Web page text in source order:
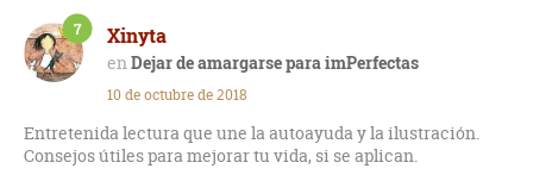
Xinyta
Dejar de amargarse para imPerfectas
7
10 de octubre de 2018
Entretenida lectura que une la autoayuda y la ilustración.
Consejos útiles para mejorar tu vida, si se aplican.